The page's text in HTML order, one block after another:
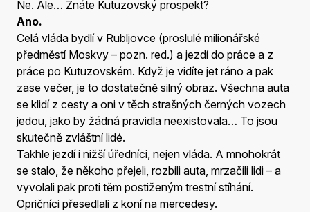
Ne. Ale… Znáte Kutuzovský prospekt?
Ano.
Celá vláda bydlí v Rubljovce (proslulé milionářské
předměstí Moskvy – pozn. red.) a jezdí do práce a z
práce po Kutuzovském. Když je vidíte jet ráno a pak
zase večer, je to dostatečně silný obraz. Všechna auta
se klidí z cesty a oni v těch strašných černých vozech
jedou, jako by žádná pravidla neexistovala… To jsou
skutečně zvláštní lidé.
Takhle jezdí i nižší úředníci, nejen vláda. A mnohokrát
se stalo, že někoho přejeli, rozbili auta, mrzačili lidi – a
vyvolali pak proti těm postiženým trestní stíhání.
Opričníci přesedlali z koní na mercedesy.